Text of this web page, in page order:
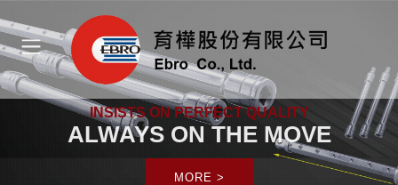
INSISTS ON PERFECT QUALITY
ALWAYS ON THE MOVE
MORE >